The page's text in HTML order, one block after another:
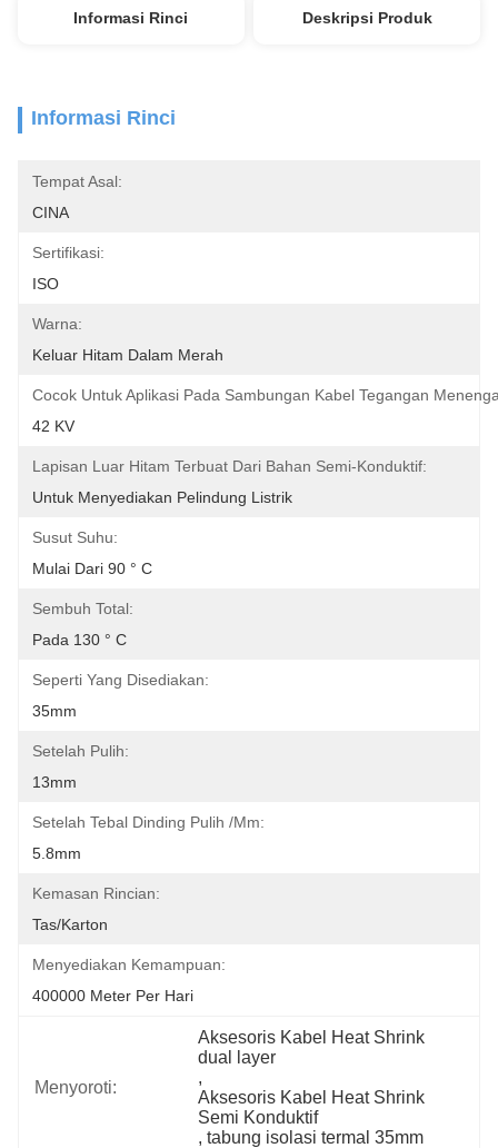
Informasi Rinci Deskripsi Produk
Informasi Rinci
Tempat Asal:
CINA
Sertifikasi:
ISO
Warna:
Keluar Hitam Dalam Merah
Cocok Untuk Aplikasi Pada Sambungan Kabel Tegangan
42 KV
Lapisan Luar Hitam Terbuat Dari Bahan Semi-Konduktif:
Untuk Menyediakan Pelindung Listrik
Susut Suhu:
Mulai Dari 90 ° C
Sembuh Total:
Pada 130 ° C
Seperti Yang Disediakan:
35mm
Setelah Pulih:
13mm
Setelah Tebal Dinding Pulih /mm:
5.8mm
Kemasan Rincian:
Tas/karton
Menyediakan Kemampuan:
400000 Meter Per Hari
Menyoroti:
Aksesoris Kabel Heat Shrink
dual layer
,
Aksesoris Kabel Heat Shrink
Semi Konduktif
, tabung isolasi termal 35mm